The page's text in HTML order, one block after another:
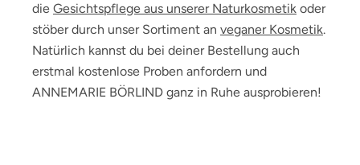
die Gesichtspflege aus unserer Naturkosmetik oder
stöber durch unser Sortiment an veganer Kosmetik.
Natürlich kannst du bei deiner Bestellung auch
erstmal kostenlose Proben anfordern und
ANNEMARIE BÖRLIND ganz in Ruhe ausprobieren!